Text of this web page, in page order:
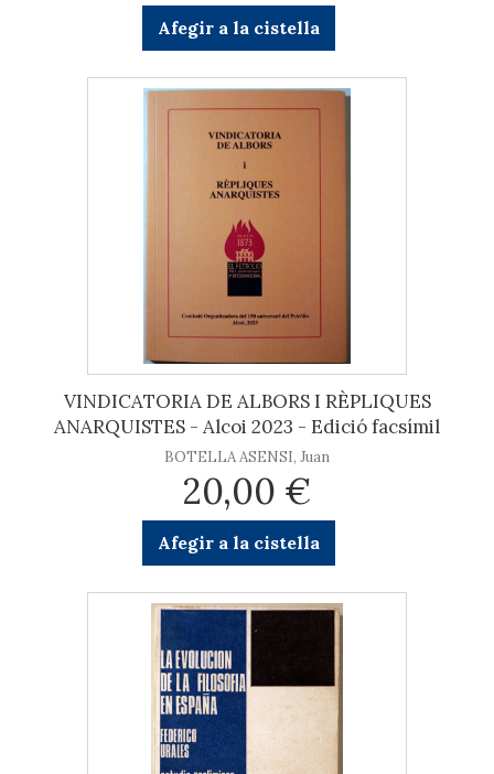
Afegir a la cistella
VINDICATORIA DE ALBORS I RÈPLIQUES
ANARQUISTES - Alcoi 2023 - Edició facsímil
BOTELLA ASENSI, Juan
20,00 €
Afegir a la cistella